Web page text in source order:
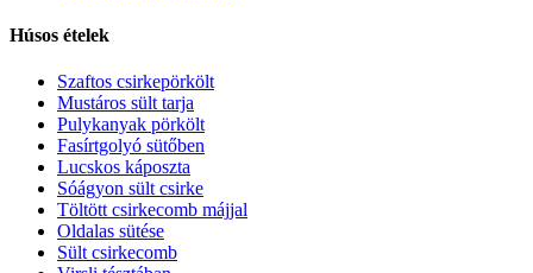
Húsos ételek
Szaftos csirkepörkölt
Mustáros sült tarja
Pulykanyak pörkölt
Fasírtgolyó sütőben
Lucskos káposzta
Sóágyon sült csirke
Töltött csirkecomb májjal
Oldalas sütése
Sült csirkecomb